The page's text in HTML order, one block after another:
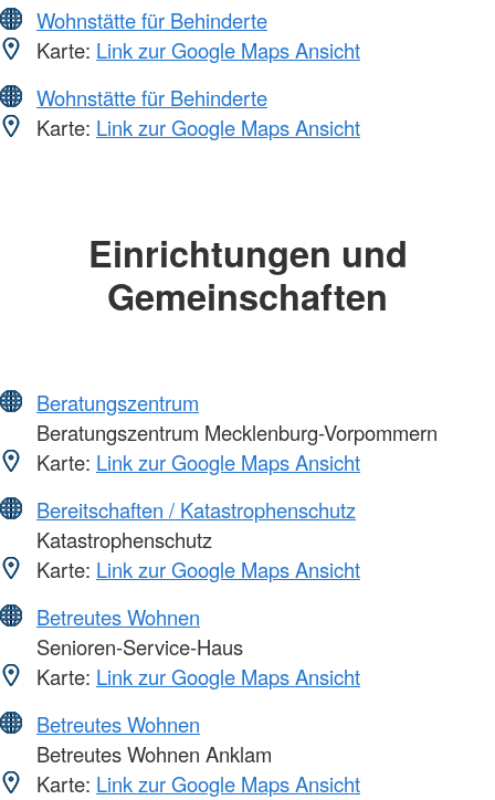
Wohnstätte für Behinderte
Karte: Link zur Google Maps Ansicht
Wohnstätte für Behinderte
Karte: Link zur Google Maps Ansicht
Einrichtungen und
Gemeinschaften
Beratungszentrum
Beratungszentrum Mecklenburg-Vorpommern
Karte: Link zur Google Maps Ansicht
Bereitschaften / Katastrophenschutz
Katastrophenschutz
Karte: Link zur Google Maps Ansicht
Betreutes Wohnen
Senioren-Service-Haus
Karte: Link zur Google Maps Ansicht
Betreutes Wohnen
Betreutes Wohnen Anklam
Karte: Link zur Google Maps Ansicht